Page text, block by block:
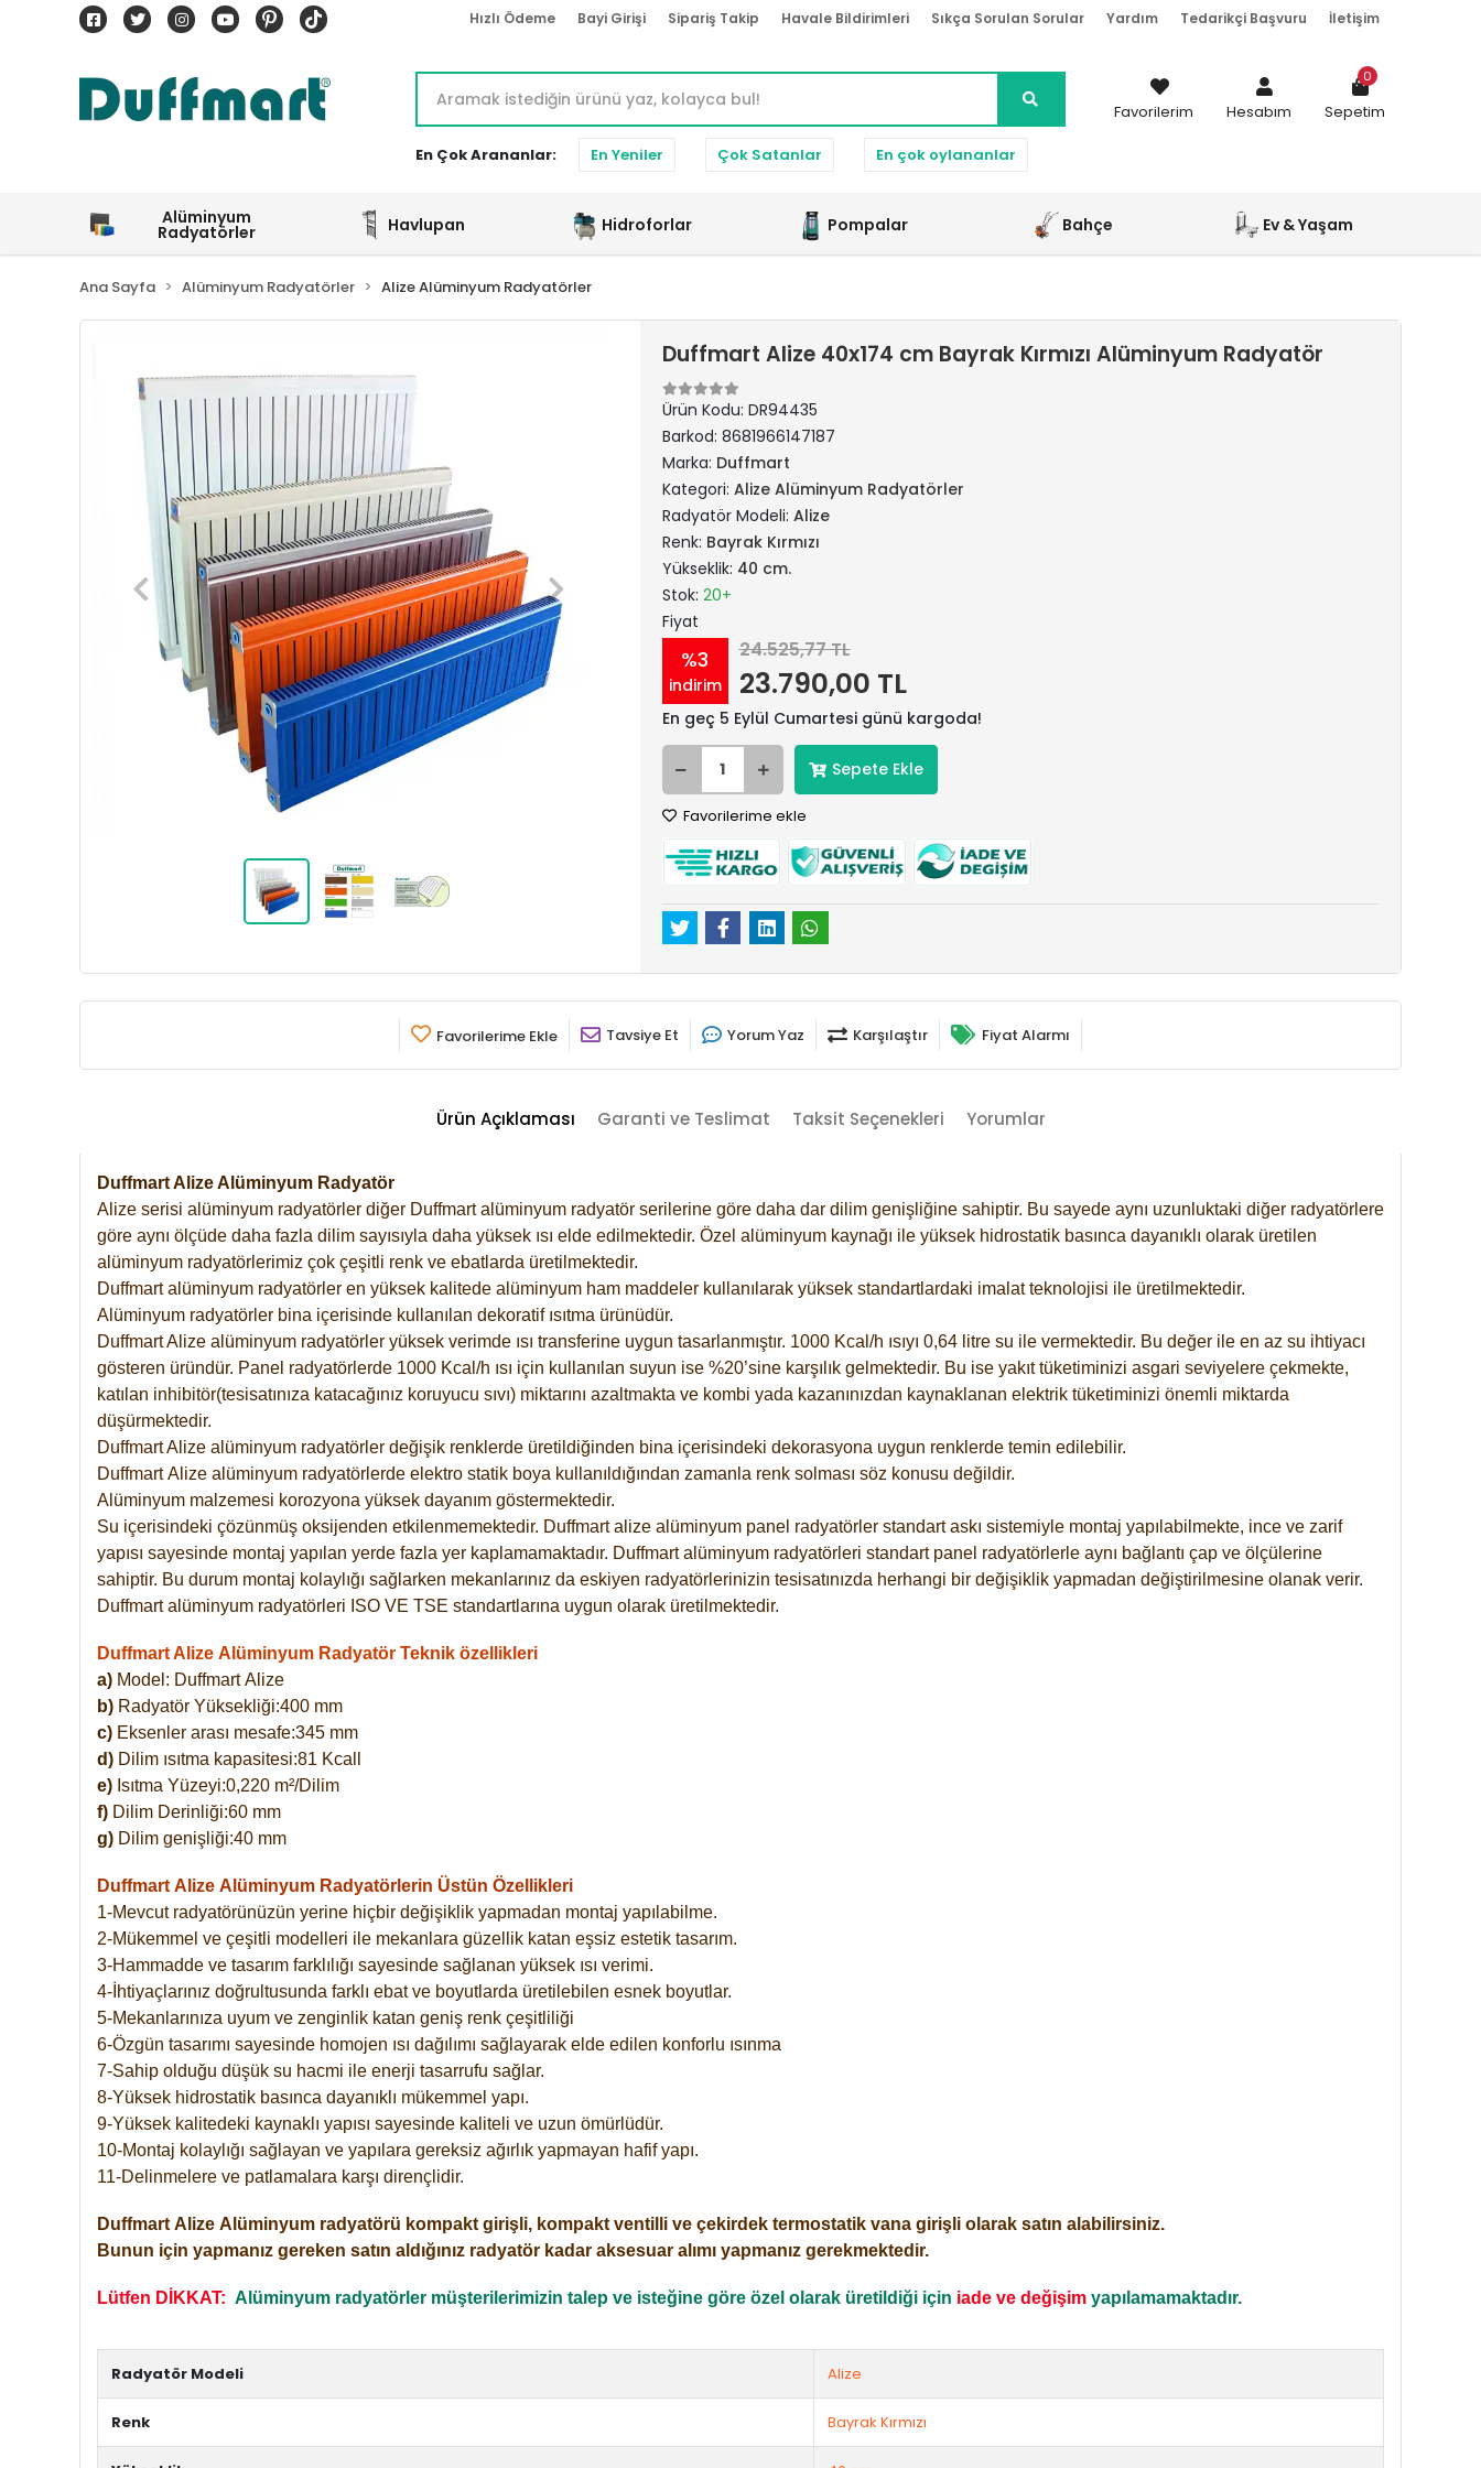
Hızlı Ödeme Bayi Girişi Sipariş Takip Havale Bildirimleri Sıkça Sorulan Sorular Yardım Tedarikçi Başvuru İletişim
En Çok Arananlar: En Yeniler Çok Satanlar En çok oylananlar
Favorilerim Hesabım Sepetim
0
Alüminyum
Radyatörler Havlupan Hidroforlar Pompalar Bahçe Ev & Yaşam
Ana Sayfa Alüminyum Radyatörler Alize Alüminyum Radyatörler
Duffmart Alize 40x174 cm Bayrak Kırmızı Alüminyum Radyatör
Ürün Kodu: DR94435
Barkod: 8681966147187
Marka: Duffmart
Kategori: Alize Alüminyum Radyatörler
Radyatör Modeli: Alize
Renk: Bayrak Kırmızı
Yükseklik: 40 cm.
Stok: 20+
Fiyat
%3
indirim
24.525,77 TL
23.790,00 TL
En geç 5 Eylül Cumartesi günü kargoda!
Sepete Ekle
Favorilerime ekle
Favorilerime Ekle Tavsiye Et Yorum Yaz Karşılaştır Fiyat Alarmı
Ürün Açıklaması Garanti ve Teslimat Taksit Seçenekleri Yorumlar
Duffmart Alize Alüminyum Radyatör
Alize serisi alüminyum radyatörler diğer Duffmart alüminyum radyatör serilerine göre daha dar dilim genişliğine sahiptir. Bu sayede aynı uzunluktaki diğer radyatörlere
göre aynı ölçüde daha fazla dilim sayısıyla daha yüksek ısı elde edilmektedir. Özel alüminyum kaynağı ile yüksek hidrostatik basınca dayanıklı olarak üretilen
alüminyum radyatörlerimiz çok çeşitli renk ve ebatlarda üretilmektedir.
Duffmart alüminyum radyatörler en yüksek kalitede alüminyum ham maddeler kullanılarak yüksek standartlardaki imalat teknolojisi ile üretilmektedir.
Alüminyum radyatörler bina içerisinde kullanılan dekoratif ısıtma ürünüdür.
Duffmart Alize alüminyum radyatörler yüksek verimde ısı transferine uygun tasarlanmıştır. 1000 Kcal/h ısıyı 0,64 litre su ile vermektedir. Bu değer ile en az su ihtiyacı
gösteren üründür. Panel radyatörlerde 1000 Kcal/h ısı için kullanılan suyun ise %20’sine karşılık gelmektedir. Bu ise yakıt tüketiminizi asgari seviyelere çekmekte,
katılan inhibitör(tesisatınıza katacağınız koruyucu sıvı) miktarını azaltmakta ve kombi yada kazanınızdan kaynaklanan elektrik tüketiminizi önemli miktarda
düşürmektedir.
Duffmart Alize alüminyum radyatörler değişik renklerde üretildiğinden bina içerisindeki dekorasyona uygun renklerde temin edilebilir.
DuffmartAlize alüminyum radyatörlerde elektro statik boya kullanıldığından zamanla renk solması söz konusu değildir.
Alüminyum malzemesi korozyona yüksek dayanım göstermektedir.
Su içerisindeki çözünmüş oksijenden etkilenmemektedir. Duffmart alize alüminyum panel radyatörler standart askı sistemiyle montaj yapılabilmekte, ince ve zarif
yapısı sayesinde montaj yapılan yerde fazla yer kaplamamaktadır. Duffmart alüminyum radyatörleri standart panel radyatörlerle aynı bağlantı çap ve ölçülerine
sahiptir. Bu durum montaj kolaylığı sağlarken mekanlarınız da eskiyen radyatörlerinizin tesisatınızda herhangi bir değişiklik yapmadan değiştirilmesine olanak verir.
Duffmart alüminyum radyatörleri ISO VE TSE standartlarına uygun olarak üretilmektedir.
Duffmart Alize Alüminyum Radyatör Teknik özellikleri
a) Model: DuffmartAlize
b) Radyatör Yüksekliği:400 mm
c) Eksenler arası mesafe:345 mm
d) Dilim ısıtma kapasitesi:81 Kcall
e) Isıtma Yüzeyi:0,220 m²/Dilim
f) Dilim Derinliği:60 mm
g) Dilim genişliği:40 mm
Duffmart Alize Alüminyum Radyatörlerin Üstün Özellikleri
1-Mevcut radyatörünüzün yerine hiçbir değişiklik yapmadan montaj yapılabilme.
2-Mükemmel ve çeşitli modelleri ile mekanlara güzellik katan eşsiz estetik tasarım.
3-Hammadde ve tasarım farklılığı sayesinde sağlanan yüksek ısı verimi.
4-İhtiyaçlarınız doğrultusunda farklı ebat ve boyutlarda üretilebilen esnek boyutlar.
5-Mekanlarınıza uyum ve zenginlik katan geniş renk çeşitliliği
6-Özgün tasarımı sayesinde homojen ısı dağılımı sağlayarak elde edilen konforlu ısınma
7-Sahip olduğu düşük su hacmi ile enerji tasarrufu sağlar.
8-Yüksek hidrostatik basınca dayanıklı mükemmel yapı.
9-Yüksek kalitedeki kaynaklı yapısı sayesinde kaliteli ve uzun ömürlüdür.
10-Montaj kolaylığı sağlayan ve yapılara gereksiz ağırlık yapmayan hafif yapı.
11-Delinmelere ve patlamalara karşı dirençlidir.
Duffmart Alize Alüminyum radyatörü kompakt girişli, kompakt ventilli ve çekirdek termostatik vana girişli olarak satın alabilirsiniz.
Bunun için yapmanız gereken satın aldığınız radyatör kadar aksesuar alımı yapmanız gerekmektedir.
Lütfen DİKKAT: Alüminyum radyatörler müşterilerimizin talep ve isteğine göre özel olarak üretildiği için iade ve değişim yapılamamaktadır.
Radyatör Modeli Alize
Renk Bayrak Kırmızı